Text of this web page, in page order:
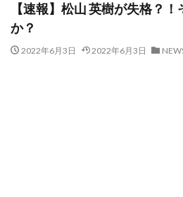
【速報】松山 英樹が失格？
か？
2022年6月3日 2022年6月3日